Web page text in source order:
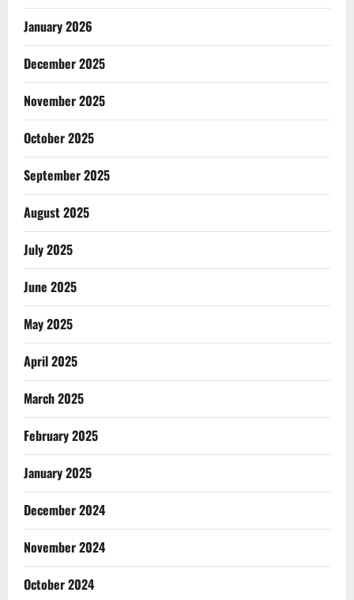
January 2026
December 2025
November 2025
October 2025
September 2025
August 2025
July 2025
June 2025
May 2025
April 2025
March 2025
February 2025
January 2025
December 2024
November 2024
October 2024